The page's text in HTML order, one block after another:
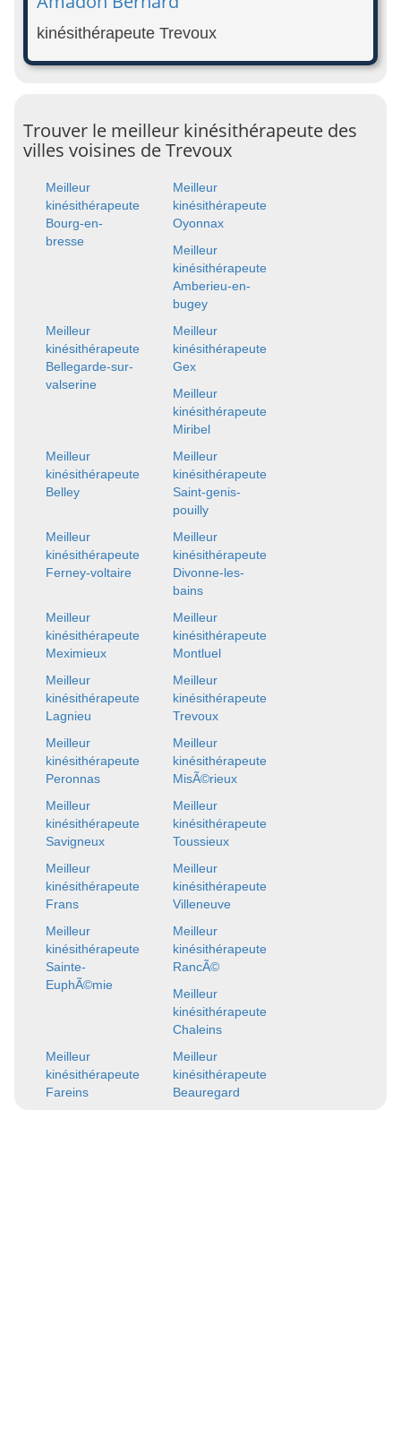
kinésithérapeute Trevoux
Trouver le meilleur kinésithérapeute des
villes voisines de Trevoux
Meilleur
kinésithérapeute
Bourg-en-
bresse
Meilleur
kinésithérapeute
Oyonnax
Meilleur
kinésithérapeute
Amberieu-en-
bugey
Meilleur
kinésithérapeute
Bellegarde-sur-
valserine
Meilleur
kinésithérapeute
Gex
Meilleur
kinésithérapeute
Miribel
Meilleur
kinésithérapeute
Belley
Meilleur
kinésithérapeute
Saint-genis-
pouilly
Meilleur
kinésithérapeute
Ferney-voltaire
Meilleur
kinésithérapeute
Divonne-les-
bains
Meilleur
kinésithérapeute
Meximieux
Meilleur
kinésithérapeute
Montluel
Meilleur
kinésithérapeute
Lagnieu
Meilleur
kinésithérapeute
Trevoux
Meilleur
kinésithérapeute
Peronnas
Meilleur
kinésithérapeute
MisÃ©rieux
Meilleur
kinésithérapeute
Savigneux
Meilleur
kinésithérapeute
Toussieux
Meilleur
kinésithérapeute
Frans
Meilleur
kinésithérapeute
Villeneuve
Meilleur
kinésithérapeute
Sainte-
EuphÃ©mie
Meilleur
kinésithérapeute
RancÃ©
Meilleur
kinésithérapeute
Chaleins
Meilleur
kinésithérapeute
Fareins
Meilleur
kinésithérapeute
Beauregard